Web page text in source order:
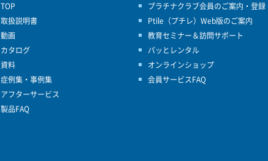
TOP
取扱説明書
動画
カタログ
資料
症例集・事例集
アフターサービス
製品FAQ
プラチナクラブ会員のご案内・登録
Ptile（プチレ）Web版のご案内
教育セミナー＆訪問サポート
パッとレンタル
オンラインショップ
会員サービスFAQ